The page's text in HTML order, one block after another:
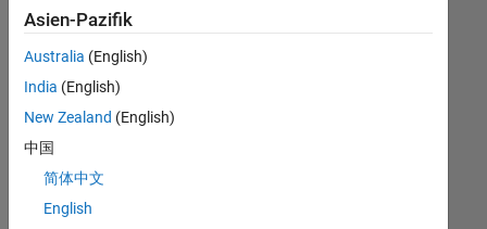
noch
keine
offenen
Stellen
können,
die
Ihren
Asien-Pazifik
Australia (English)
India (English)
New Zealand (English)
中国
简体中文
English